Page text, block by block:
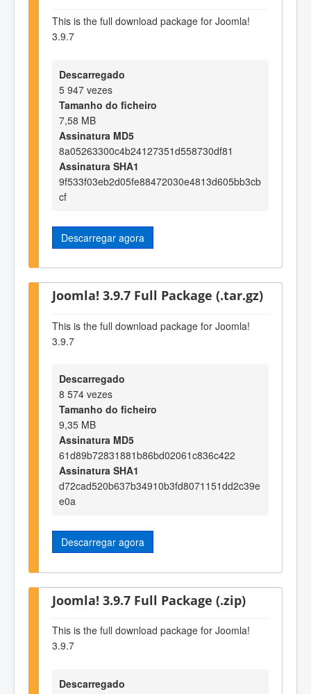
This is the full download package for Joomla!
3.9.7
Descarregado
5 947 vezes
Tamanho do ficheiro
7,58 MB
Assinatura MD5
8a05263300c4b24127351d558730df81
Assinatura SHA1
9f533f03eb2d05fe88472030e4813d605bb3cb
cf
Descarregar agora
Joomla! 3.9.7 Full Package (.tar.gz)
This is the full download package for Joomla!
3.9.7
Descarregado
8 574 vezes
Tamanho do ficheiro
9,35 MB
Assinatura MD5
61d89b72831881b86bd02061c836c422
Assinatura SHA1
d72cad520b637b34910b3fd8071151dd2c39e
e0a
Descarregar agora
Joomla! 3.9.7 Full Package (.zip)
This is the full download package for Joomla!
3.9.7
Descarregado